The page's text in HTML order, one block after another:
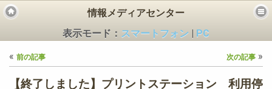
情報メディアセンター
表示モード： スマートフォン
PC
« 前の記事 次の記事 »
【終了しました】プリントステーション 利用停